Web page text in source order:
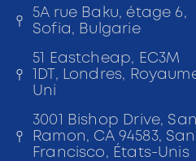
5A rue Baku, étage 6,
Sofia, Bulgarie
51 Eastcheap, EC3M
1DT, Londres,
Uni
3001 Bishop Drive, San
Ramon, CA 94583, San
Francisco, États-Unis